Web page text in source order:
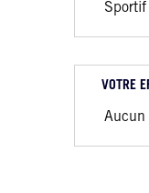
VOTRE
Aucun